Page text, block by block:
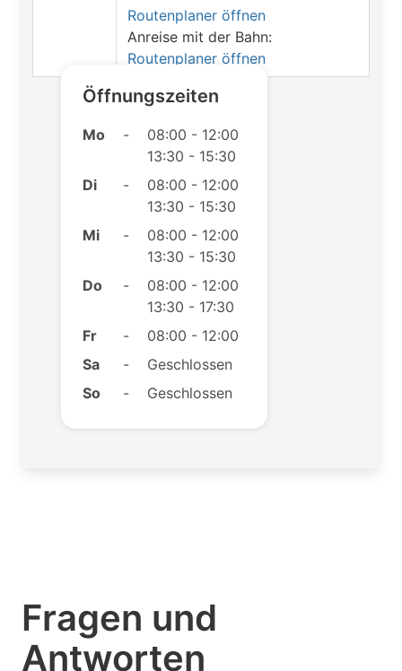
Routenplaner öffnen
Anreise mit der Bahn:
Routenplaner öffnen
Öffnungszeiten
Mo -
08:00 - 12:00
13:30 - 15:30
Di
-
08:00 - 12:00
13:30 - 15:30
Mi
-
08:00 - 12:00
13:30 - 15:30
Do
-
08:00 - 12:00
13:30 - 17:30
Fr
-
08:00 - 12:00
Sa
-
Geschlossen
So
- Geschlossen
Fragen und
Antworten